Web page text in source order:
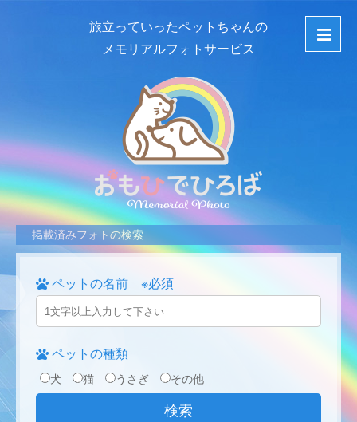
旅立っていったペットちゃんの
メモリアルフォトサービス
掲載済みフォトの検索
ペットの名前 ※必須
ペットの種類
犬 猫 うさぎ その他